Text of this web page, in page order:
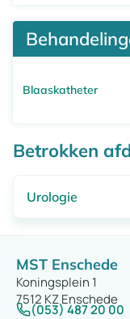
Blaaskatheter
Betrokken
Urologie
MST Enschede
Koningsplein 1
7512 KZ Enschede
(053) 487 20 00